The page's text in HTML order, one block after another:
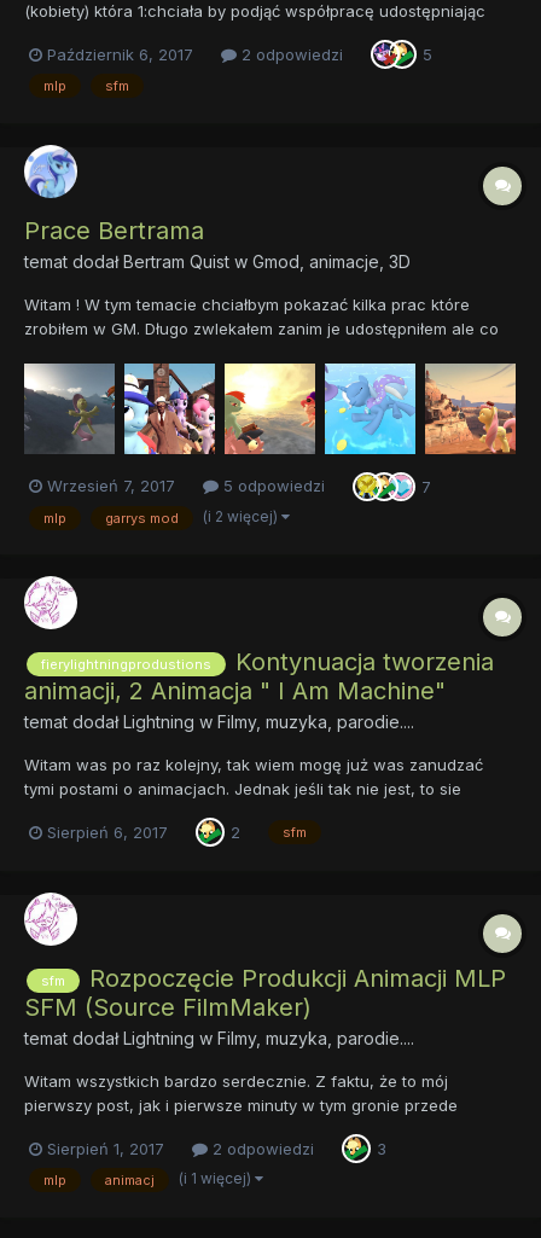
(kobiety) która 1:chciała by podjąć współpracę udostępniając
Luny czy to z wersji Angielskiej czy Polskiej. Kandydować może
każdy. Warunki: -chęć do współpracy...
Październik 6, 2017 2 odpowiedzi 5
mlp sfm
Prace Bertrama
temat dodałBertram Quist w Gmod, animacje, 3D
Witam ! W tym temacie chciałbym pokazać kilka prac które
zrobiłem w GM. Długo zwlekałem zanim je udostępniłem ale co
dawno więc nie są zrobione idealnie teraz robię trochę lepiej.
Oczywiście będę dodawać kolejne posty gdy zrobię kolejną
gra...
Wrzesień 7, 2017 5 odpowiedzi 7
mlp garrys mod (i 2 więcej)
fierylightningprodustions
Kontynuacja tworzenia
animacji, 2 Animacja " I Am Machine"
temat dodałLightning w Filmy, muzyka, parodie....
Witam was po raz kolejny, tak wiem mogę już was zanudzać
tymi postami o animacjach. Jednak jeśli tak nie jest, to sie
uprzejmosci jednego z moich lektorów, któy podpowiedział mi
Sierpień 6, 2017 2 sfm
sfm
Rozpoczęcie Produkcji Animacji MLP
SFM (Source FilmMaker)
temat dodałLightning w Filmy, muzyka, parodie....
Witam wszystkich bardzo serdecznie. Z faktu, że to mój
pierwszy post, jak i pierwsze minuty w tym gronie przede
wszystkim chciałbym wszystkich gorąc powitać ^^. Jednak
zwracam się z pytaniem do was. Wiem, że nie jedna osoba tutaj
umie animować i to w zaawansowanym trybie. Jednak mam
Sierpień 1, 2017 2 odpowiedzi 3
mlp animacj (i 1 więcej)